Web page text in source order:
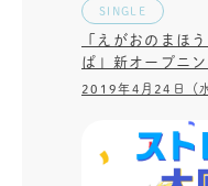
SINGLE
「えがおのまほ
ぱ」新オープニ
2019年4月24日（